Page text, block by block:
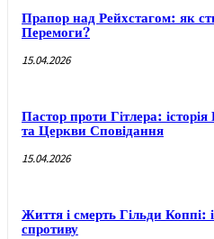
Прапор над Рейхстагом: як
Перемоги?
15.04.2026
Пастор проти Гітлера:
та Церкви Сповідання
15.04.2026
Життя і смерть Гільди Коппі:
спротиву